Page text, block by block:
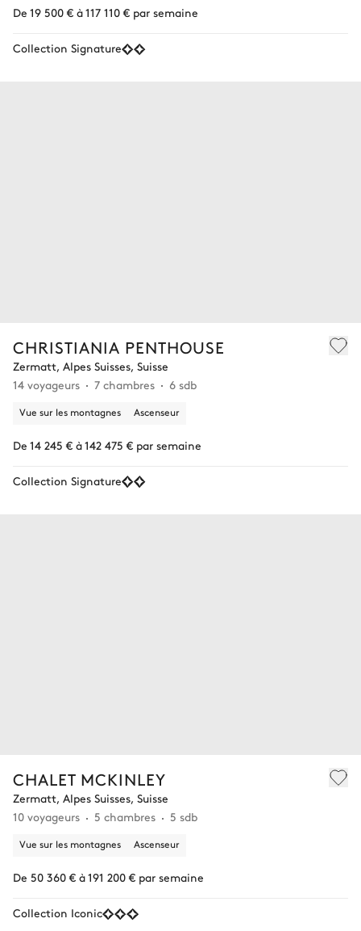
De 19 500 € à 117 110 € par semaine
Collection Signature
CHRISTIANIA PENTHOUSE
Zermatt, Alpes Suisses, Suisse
14 voyageurs
7 chambres 6 sdb
Vue sur les montagnes Ascenseur
De 14 245 € à 142 475 € par semaine
Collection Signature
CHALET MCKINLEY
Zermatt, Alpes Suisses, Suisse
10 voyageurs
5 chambres 5 sdb
Vue sur les montagnes Ascenseur
De 50 360 € à 191 200 € par semaine
Collection Iconic